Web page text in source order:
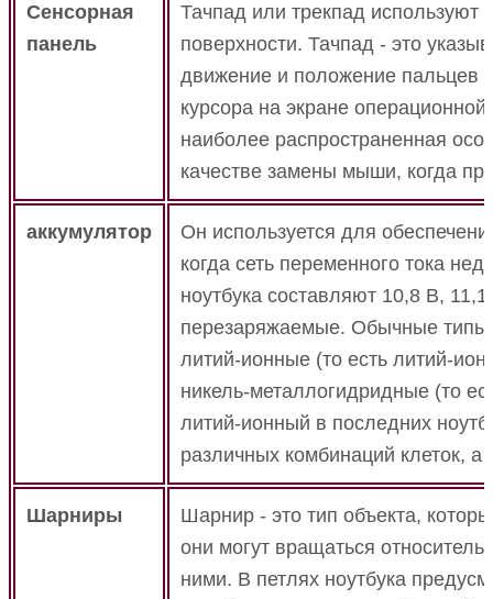
Сенсорная
панель
Тачпад или трекпад используют
поверхности. Тачпад - это
движение и положение пальцев
курсора на экране
наиболее распространенная
качестве замены мыши, когда
аккумулятор
Он используется для
когда сеть переменного тока
ноутбука составляют 10,8 В,
перезаряжаемые. Обычные типы
литий-ионные (то есть литий-
никель-металлогидридные (то
литий-ионный в последних
различных комбинаций клеток,
Шарниры
Шарнир - это тип объекта,
они могут вращаться
ними. В петлях ноутбука